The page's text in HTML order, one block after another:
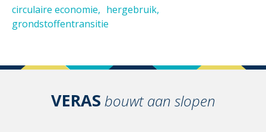
circulaire economie
hergebruik
grondstoffentransitie
VERAS bouwt aan slopen